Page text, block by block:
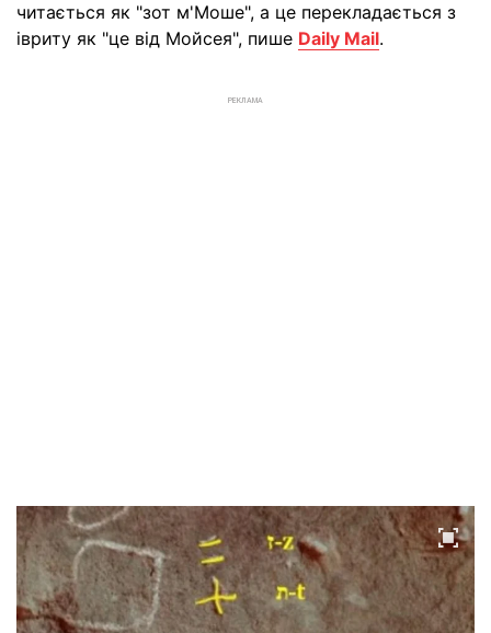
читається як "зот м'Моше", а це перекладається з
івриту як "це від Мойсея", пише Daily Mail.
РЕКЛАМА